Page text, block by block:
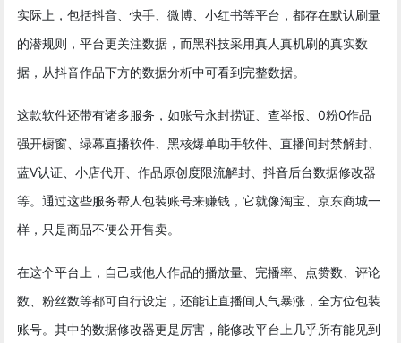
实际上，包括抖音、快手、微博、小红书等平台，都存在默认刷量
的潜规则，平台更关注数据，而黑科技采用真人真机刷的真实数
据，从抖音作品下方的数据分析中可看到完整数据。
这款软件还带有诸多服务，如账号永封捞证、查举报、0粉0作品
强开橱窗、绿幕直播软件、黑核爆单助手软件、直播间封禁解封、
蓝V认证、小店代开、作品原创度限流解封、抖音后台数据修改器
等。通过这些服务帮人包装账号来赚钱，它就像淘宝、京东商城一
样，只是商品不便公开售卖。
在这个平台上，自己或他人作品的播放量、完播率、点赞数、评论
数、粉丝数等都可自行设定，还能让直播间人气暴涨，全方位包装
账号。其中的数据修改器更是厉害，能修改平台上几乎所有能见到